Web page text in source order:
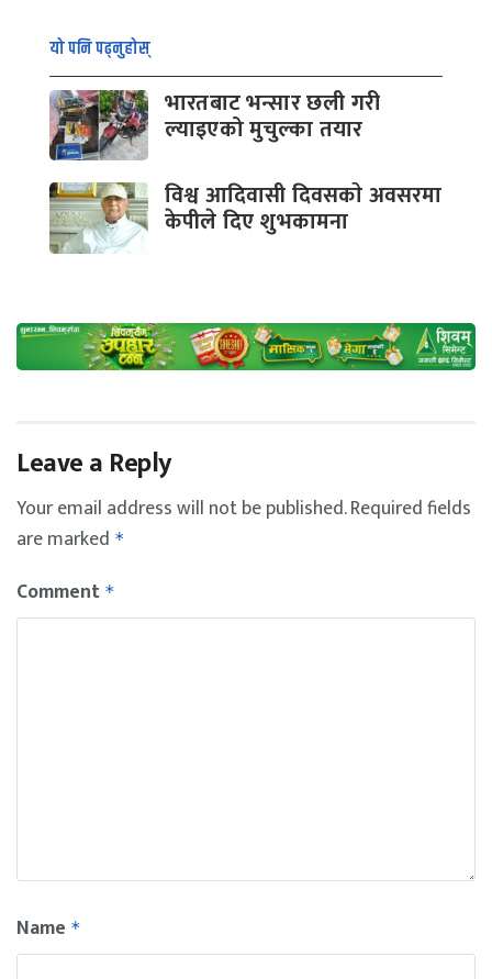
यो पनि पढ्नुहोस्
भारतबाट भन्सार छली गरी
ल्याइएको मुचुल्का तयार
विश्व आदिवासी दिवसकाे अवसरमा
केपीले दिए शुभकामना
Leave a Reply
Your email address will not be published.Required fields
are marked *
Comment *
Name *